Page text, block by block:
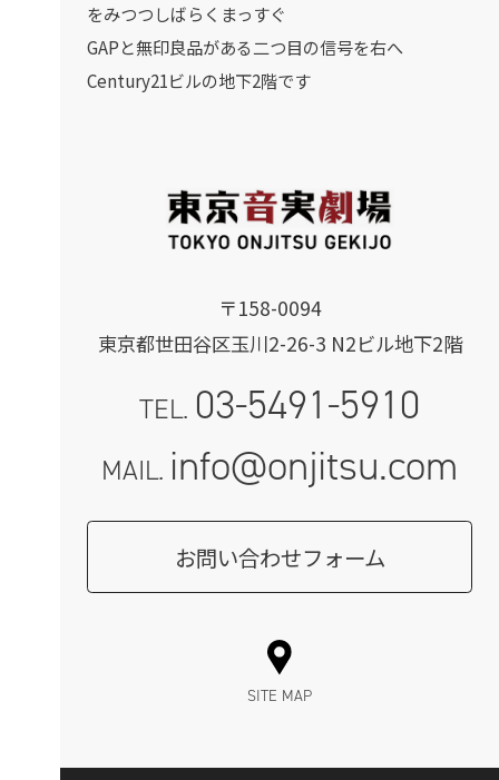
〒158-0094
東京都世田谷区玉川2-26-3 N2ビル地下2階
TEL. 03-5491-5910
MAIL. info@onjitsu.com
お問い合わせフォーム
をみつつしばらくまっすぐ
GAPと無印良品がある二つ目の信号を右へ
Century21ビルの地下2階です
SITE MAP